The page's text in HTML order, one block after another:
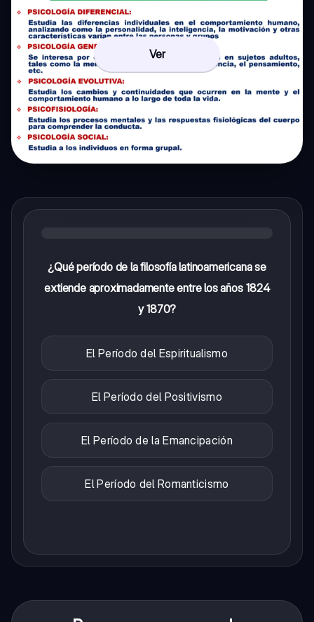
Ver
¿Qué período de la filosofía latinoamericana se
extiende aproximadamente entre los años 1824
y 1870?
El Período del Espiritualismo
El Período del Positivismo
El Período de la Emancipación
El Período del Romanticismo